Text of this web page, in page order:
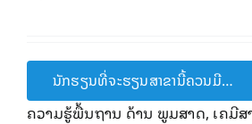
ນັກຮຽນທີ່ຈະຮຽນສາຂານີ້ຄວນມີ…
ຄວາມຮູ້ພື້ນຖານ ດ້ານ ພູມສາດ, ເຄມີສ